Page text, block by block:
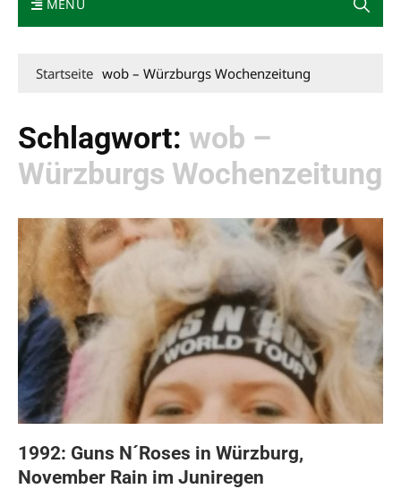
MENU
Startseite wob – Würzburgs Wochenzeitung
Schlagwort: wob –
Würzburgs Wochenzeitung
1992: Guns N´Roses in Würzburg,
November Rain im Juniregen